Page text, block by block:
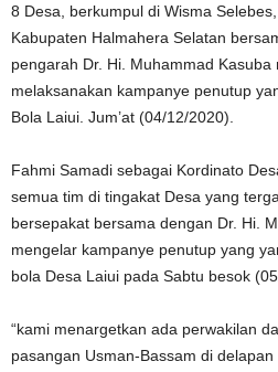
8 Desa, berkumpul di Wisma
Kabupaten Halmahera Selatan
pengarah Dr. Hi. Muhammad Kasuba
melaksanakan kampanye penutup
Bola Laiui. Jum’at (04/12/2020).
Fahmi Samadi sebagai Kordinato
semua tim di tingakat Desa yang
bersepakat bersama dengan Dr. Hi.
mengelar kampanye penutup yang
bola Desa Laiui pada Sabtu besok
“kami menargetkan ada perwakilan
pasangan Usman-Bassam di